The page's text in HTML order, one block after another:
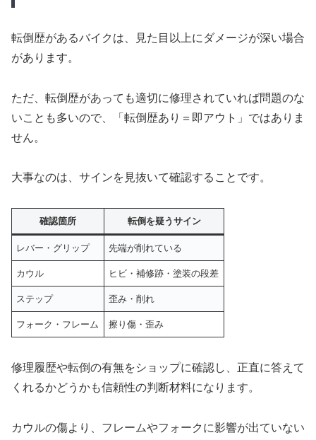
転倒歴があるバイクは、見た目以上にダメージが深い場合
があります。
ただ、転倒歴があっても適切に修理されていれば問題のな
いことも多いので、「転倒歴あり＝即アウト」ではありま
せん。
大事なのは、サインを見抜いて確認することです。
確認箇所 転倒を疑うサイン
レバー・グリップ 先端が削れている
カウル ヒビ・補修跡・塗装の段差
ステップ 歪み・削れ
フォーク・フレーム 擦り傷・歪み
修理履歴や転倒の有無をショップに確認し、正直に答えて
くれるかどうかも信頼性の判断材料になります。
カウルの傷より、フレームやフォークに影響が出ていない